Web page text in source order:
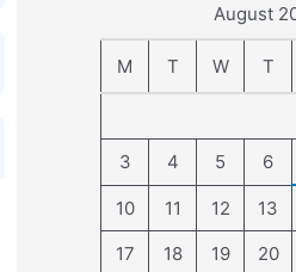
August
M T W T
3
4 5 6
10 11 12 13
17
18 19 20